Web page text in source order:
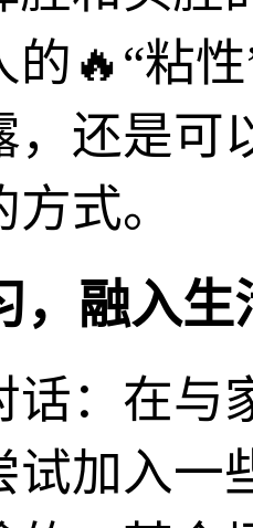
🔥“粘
，还是可
式。
，融入生
话：在
试加入一